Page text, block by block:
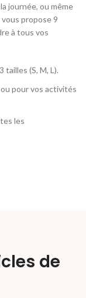
journée, ou même
propose 9
à tous vos
tailles (S, M, L).
pour vos activités
les
de